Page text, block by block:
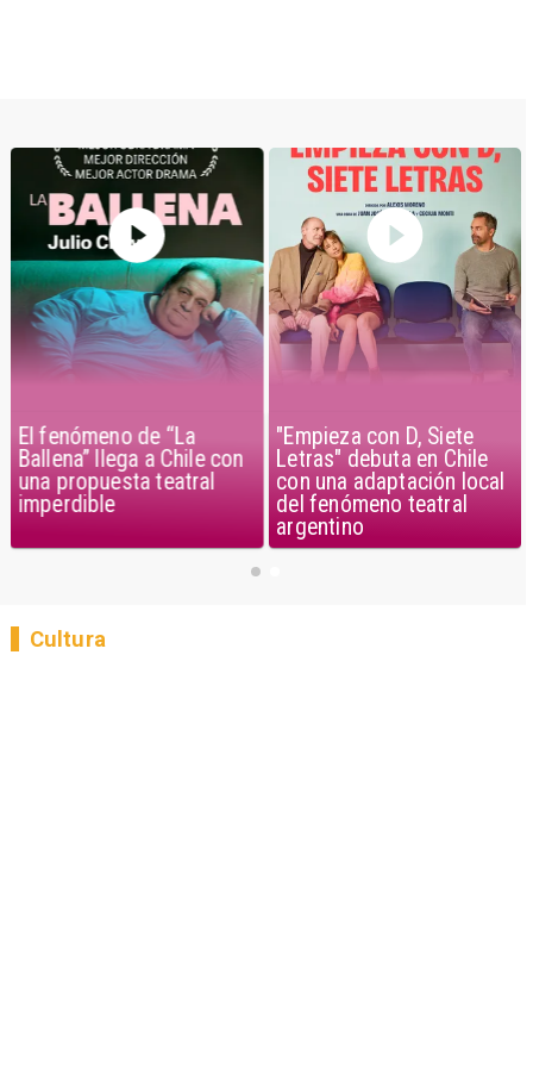
El fenómeno de “La
Ballena” llega a Chile con
una propuesta teatral
imperdible
"Empieza con D, Siete
Letras" debuta en Chile
con una adaptación local
del fenómeno teatral
argentino
Cultura